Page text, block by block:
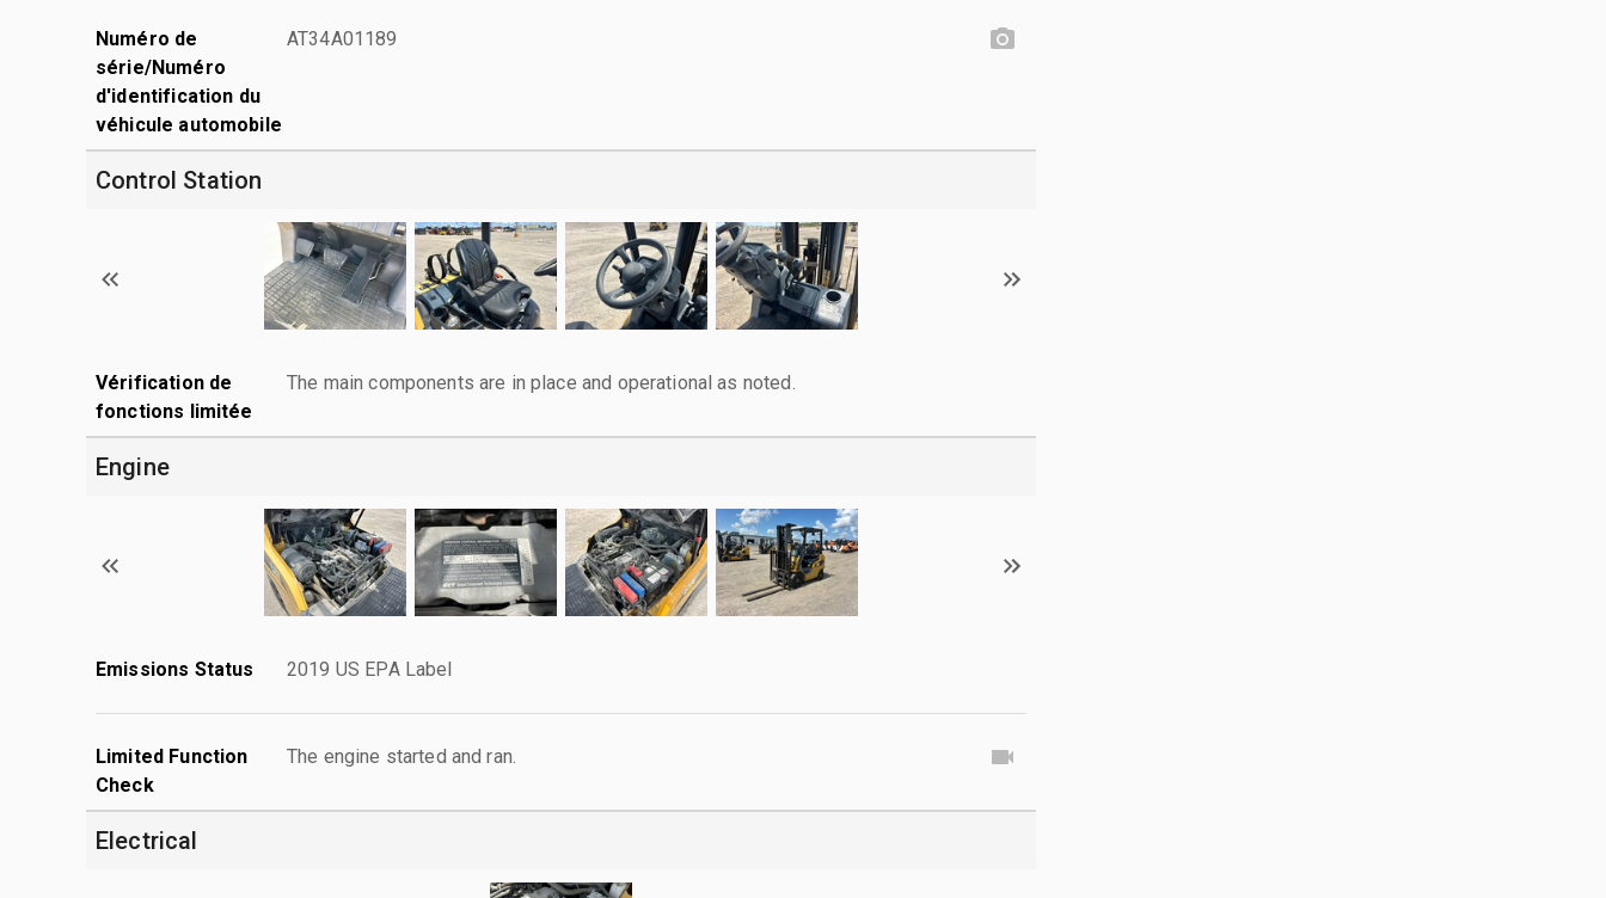
Numéro de
série/Numéro
d'identification du
véhicule automobile
AT34A01189
Control Station
Vérification de
fonctions limitée
The main components are in place and operational as noted.
Engine
Emissions Status 2019 US EPA Label
Limited Function
Check
The engine started and ran.
Electrical